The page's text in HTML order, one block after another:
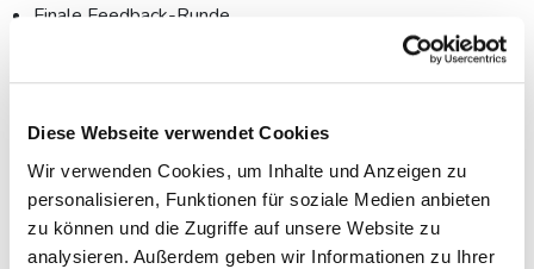
Diese Webseite verwendet Cookies
Wir verwenden Cookies, um Inhalte und Anzeigen zu
personalisieren, Funktionen für soziale Medien anbieten
zu können und die Zugriffe auf unsere Website zu
analysieren. Außerdem geben wir Informationen zu Ihrer
Finale Feedback-Runde
Dieses Angebot richtet sich an:
Das Seminar ist geeignet für Autor:innen und
Redakteur.innen aller Medien, die journalistische, bzw. non-
fiktionale Videos planen und realisieren. Und für alle, die
Exposés und Treatments für Videos beurteilen müssen, bzw.
Filme in Auftrag geben.